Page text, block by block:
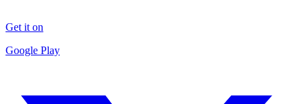
Get it on
Google Play